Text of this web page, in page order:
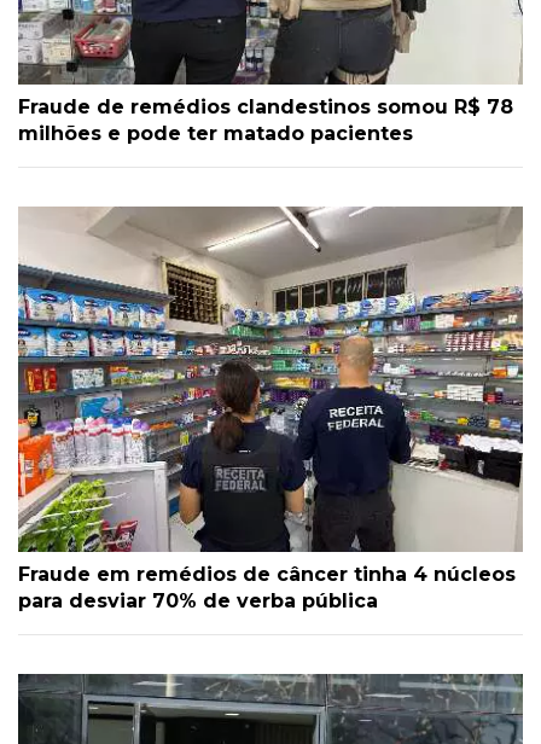
Fraude de remédios clandestinos somou R$ 78
milhões e pode ter matado pacientes
Fraude em remédios de câncer tinha 4 núcleos
para desviar 70% de verba pública